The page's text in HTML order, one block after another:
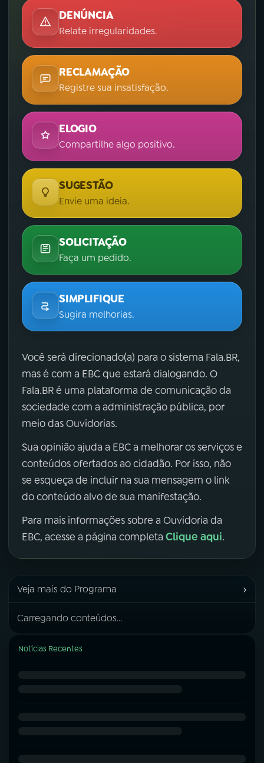
DENÚNCIA
Relate irregularidades.
RECLAMAÇÃO
Registre sua insatisfação.
ELOGIO
Compartilhe algo positivo.
SUGESTÃO
Envie uma ideia.
SOLICITAÇÃO
Faça um pedido.
SIMPLIFIQUE
Sugira melhorias.
Você será direcionado(a) para o sistema Fala.BR,
mas é com a EBC que estará dialogando. O
Fala.BR é uma plataforma de comunicação da
sociedade com a administração pública, por
meio das Ouvidorias.
Sua opinião ajuda a EBC a melhorar os serviços e
conteúdos ofertados ao cidadão. Por isso, não
se esqueça de incluir na sua mensagem o link
do conteúdo alvo de sua manifestação.
Para mais informações sobre a Ouvidoria da
EBC, acesse a página completa Clique aqui.
Veja mais do Programa ›
Carregando conteúdos...
Notícias Recentes